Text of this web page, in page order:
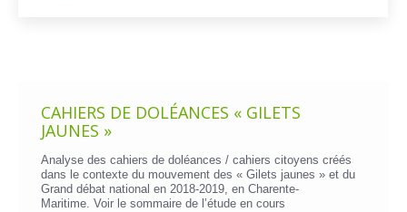
CAHIERS DE DOLÉANCES « GILETS
JAUNES »
Analyse des cahiers de doléances / cahiers citoyens créés
dans le contexte du mouvement des « Gilets jaunes » et du
Grand débat national en 2018-2019, en Charente-
Maritime. Voir le sommaire de l’étude en cours